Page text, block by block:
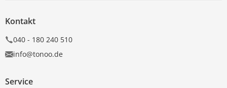
Kontakt
040 - 180 240 510
info@tonoo.de
Service